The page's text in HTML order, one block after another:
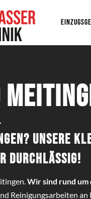
Unsere
durchlässig!
Wir sind rund um
Reinigungsarbeiten an